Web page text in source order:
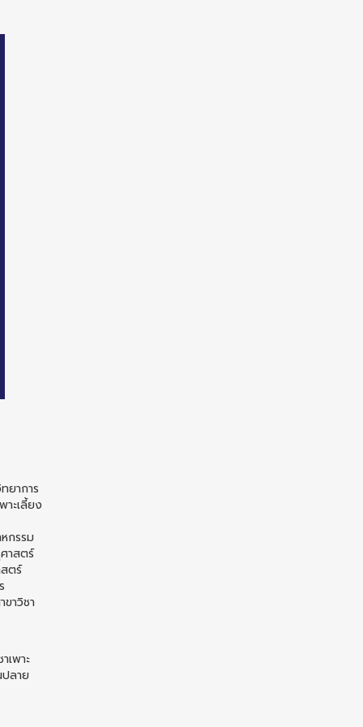
ยาการ
ะเลี้ยง
กรรม
าสตร์
ตร์
าวิชา
เพาะ
ลาย